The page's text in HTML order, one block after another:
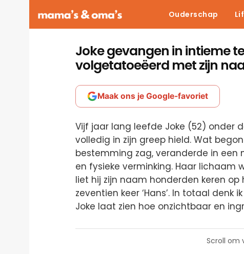
Ouderschap
Joke gevangen in intieme
volgetatoeëerd met zijn
Maak ons je Google-favoriet
Vijf jaar lang leefde Joke (52) onder
volledig in zijn greep hield. Wat
bestemming zag, veranderde in een
en fysieke verminking. Haar lichaam
liet hij zijn naam honderden keren
zeventien keer ‘Hans’. In totaal denk
Joke laat zien hoe onzichtbaar en
Scroll om